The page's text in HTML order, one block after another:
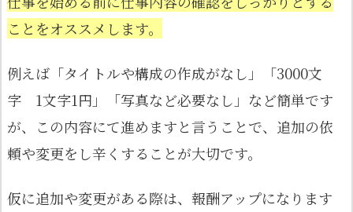
ことをオススメします。
例えば「タイトルや構成の作成がなし」「3000文
字 1文字1円」「写真など必要なし」など簡単です
が、この内容にて進めますと言うことで、追加の依
頼や変更をし辛くすることが大切です。
仮に追加や変更がある際は、報酬アップになります